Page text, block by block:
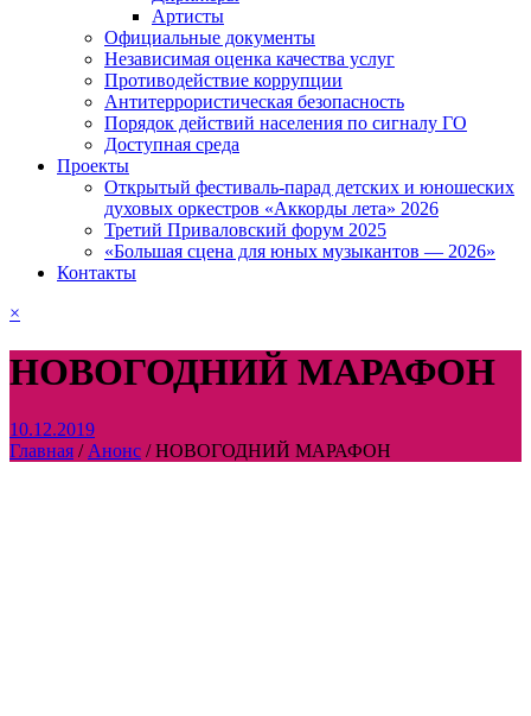
Артисты
Официальные документы
Независимая оценка качества услуг
Противодействие коррупции
Антитеррористическая безопасность
Порядок действий населения по сигналу ГО
Доступная среда
Проекты
Открытый фестиваль-парад детских и юношеских
духовых оркестров «Аккорды лета» 2026
Третий Приваловский форум 2025
«Большая сцена для юных музыкантов — 2026»
Контакты
×
НОВОГОДНИЙ МАРАФОН
10.12.2019
Главная / Анонс /НОВОГОДНИЙ МАРАФОН